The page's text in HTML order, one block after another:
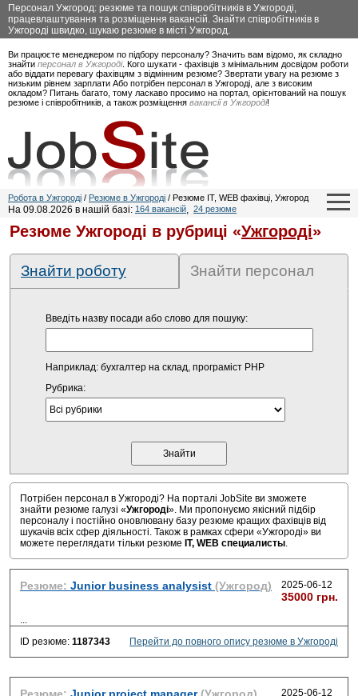
Персонал Ужгород: резюме та пошук співробітників в Ужгороді,
працевлаштування та розміщення вакансій. Знайти співробітників в
Ужгороді швидко, шукаю резюме в місті Ужгород.
Ви працюєте менеджером по підбору персоналу? Значить вам відомо, як складно
знайти персонал в Ужгороді. Кого шукати - фахівців з мінімальним досвідом роботи
або віддати перевагу фахівцям з відмінним резюме? Звертати увагу на резюме з
низьким рівнем зарплати Або потрібен персонал в Ужгороді, але з високим
окладом? Питань багато, тому ласкаво просимо на портал, орієнтований на пошук
резюме і співробітників, а також розміщення вакансії в Ужгороді!
Робота в Ужгороді / Резюме в Ужгороді / Резюме IT, WEB фахівці, Ужгород
На 09.08.2026 в нашій базі: 164 вакансій, 24 резюме
Резюме Ужгороді в рубриці «Ужгороді»
Знайти роботу Знайти персонал
Введіть назву посади або слово для пошуку:
Наприклад: бухгалтер на склад, програміст PHP
Рубрика:
Потрібен персонал в Ужгороді? На порталі JobSite ви зможете
знайти резюме галузі «Ужгороді». Ми пропонуємо якісний підбір
персоналу і постійно оновлювану базу резюме кращих фахівців від
шукачів всіх сфер діяльності. Також в рамках сфери «Ужгороді» ви
можете переглядати тільки резюме IT, WEB специалисты.
Резюме: Junior business analysist (Ужгород) 2025-06-12
35000 грн.
...
ID резюме: 1187343 Перейти до повного опису резюме в Ужгороді
2025-06-12